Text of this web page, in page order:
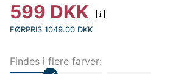
599 DKK
FØRPRIS 1049.00 DKK
Findes i flere farver: